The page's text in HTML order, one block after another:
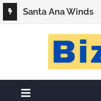
Santa Ana Winds